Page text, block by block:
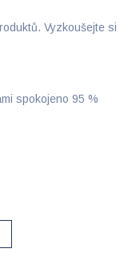
Vyzkoušejte si
spokojeno 95 %